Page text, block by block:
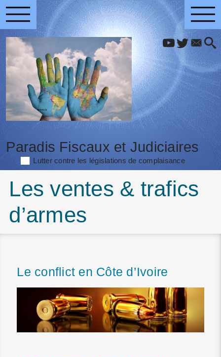
Paradis Fiscaux et Judiciaires
Lutter contre les législations de complaisance
Les ventes & trafics
d’armes
Le conflict en Côte d’Ivoire